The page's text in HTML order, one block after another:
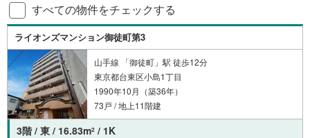
すべての物件をチェックする
ライオンズマンション御徒町第3
山手線 「御徒町」駅 徒歩12分
東京都台東区小島1丁目
1990年10月（築36年）
73戸 / 地上11階建
3階 / 東 / 16.83m2 / 1K